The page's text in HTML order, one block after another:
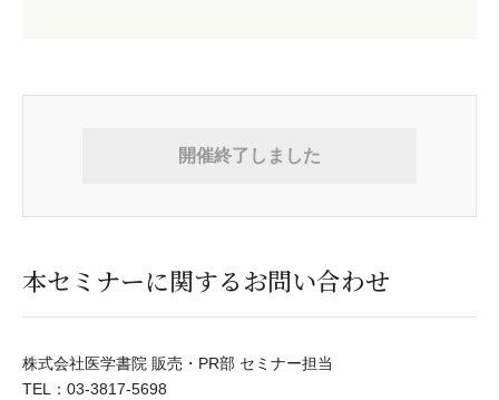
開催終了しました
本セミナーに関するお問い合わせ
株式会社医学書院 販売・PR部 セミナー担当
TEL：03-3817-5698